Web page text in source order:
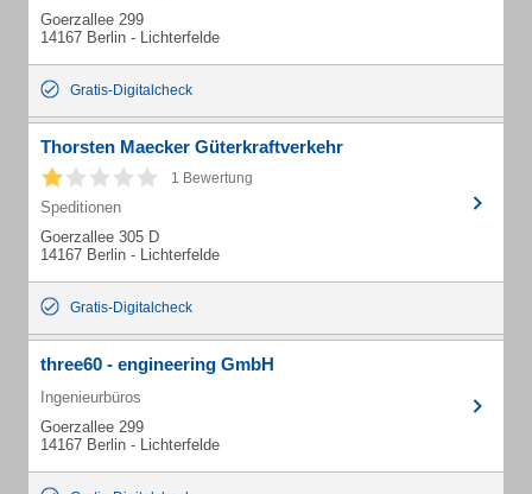
Goerzallee 299
14167 Berlin - Lichterfelde
Gratis-Digitalcheck
Thorsten Maecker Güterkraftverkehr
1 Bewertung
Speditionen
Goerzallee 305 D
14167 Berlin - Lichterfelde
Gratis-Digitalcheck
three60 - engineering GmbH
Ingenieurbüros
Goerzallee 299
14167 Berlin - Lichterfelde